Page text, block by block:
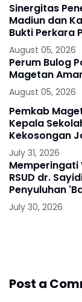
Sinergitas
Madiun dan
Bukti Perkara
August 05, 2026
Perum Bulog
Magetan
August 05, 2026
Pemkab
Kepala
Kekosongan
July 31, 2026
Memperingati
RSUD dr.
Penyuluhan
July 30, 2026
Post a